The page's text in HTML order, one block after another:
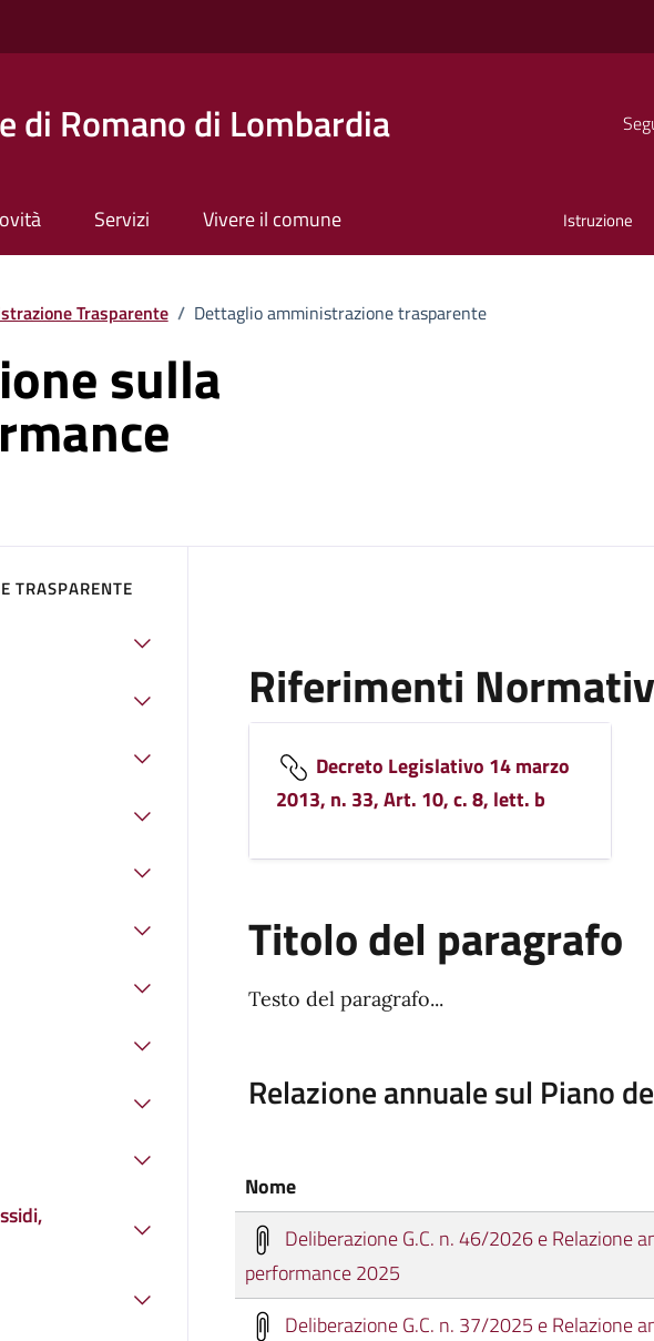
di Romano di Lombardia
Servizi Vivere il comune Istruzione
Trasparente / Dettaglio amministrazione trasparente
sulla
TRASPARENTE
Riferimenti
Decreto Legislativo 14 marzo
2013, n. 33, Art. 10, c. 8, lett. b
Titolo del paragrafo
Testo del paragrafo...
Relazione annuale sul Piano
Nome
Deliberazione G.C. n. 46/2026 e Relazione
performance 2025
Deliberazione G.C. n. 37/2025 e Relazione